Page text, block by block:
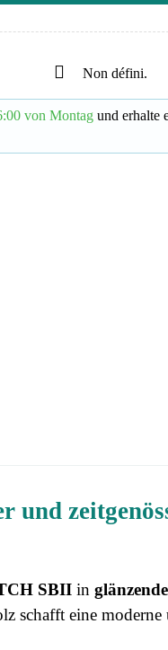
Non défini.
von Montag und erhalte
und
SBII in
schafft eine moderne